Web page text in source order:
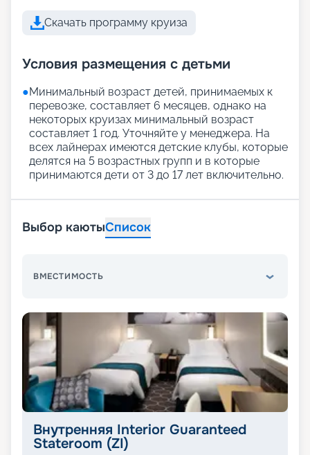
Скачать программу круиза
Условия размещения с детьми
●Минимальный возраст детей, принимаемых к
перевозке, составляет 6 месяцев, однако на
некоторых круизах минимальный возраст
составляет 1 год. Уточняйте у менеджера. На
всех лайнерах имеются детские клубы, которые
делятся на 5 возрастных групп и в которые
принимаются дети от 3 до 17 лет включительно.
Выбор каютыСписок
ВМЕСТИМОСТЬ
Внутренняя Interior Guaranteed
Stateroom (ZI)